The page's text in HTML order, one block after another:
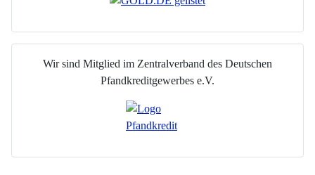
Wir sind Mitglied im Zentralverband des Deutschen
Pfandkreditgewerbes e.V.